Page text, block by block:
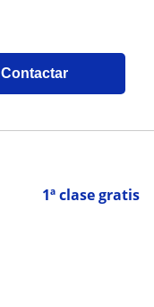
Contactar
1ª clase gratis